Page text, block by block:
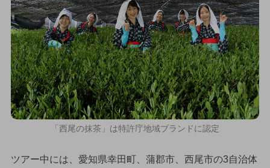
「西尾の抹茶」は特許庁地域ブランドに認定
ツアー中には、愛知県幸田町、蒲郡市、西尾市の3自治体